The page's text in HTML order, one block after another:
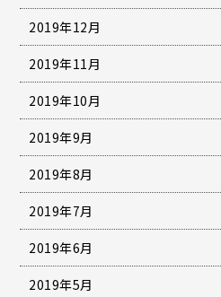
2019年12月
2019年11月
2019年10月
2019年9月
2019年8月
2019年7月
2019年6月
2019年5月